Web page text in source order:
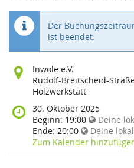
Der
ist beendet.
Wo
findet
diese
statt?
Inwole e.V.
Rudolf-Breitscheid-
Holzwerkstatt
Wann
findet
diese
Veranstaltung
statt?
30. Oktober 2025
Beginn: 19:00 Deine
Ende: 20:00 Deine
Zum Kalender